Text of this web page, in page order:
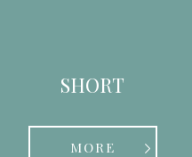
SHORT
MORE